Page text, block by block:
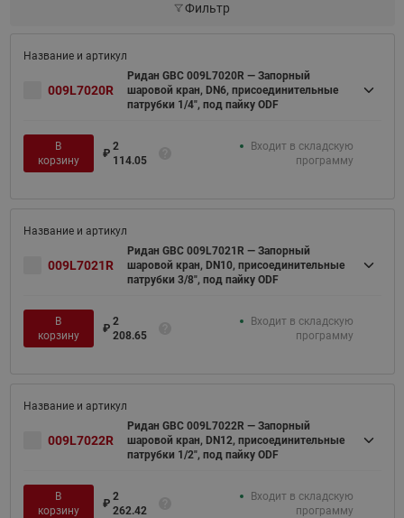
Фильтр
009L7020R
Ридан GBC 009L7020R — Запорный
шаровой кран, DN6, присоединительные
патрубки 1/4", под пайку ODF
В
корзину
₽
2
114.05
Входит в складскую
программу
009L7021R
Ридан GBC 009L7021R — Запорный
шаровой кран, DN10, присоединительные
патрубки 3/8", под пайку ODF
В
корзину
₽
2
208.65
Входит в складскую
программу
009L7022R
Ридан GBC 009L7022R — Запорный
шаровой кран, DN12, присоединительные
патрубки 1/2", под пайку ODF
В
корзину
₽
2
262.42
Входит в складскую
программу